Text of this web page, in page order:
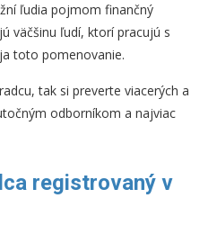
ľudia pojmom finančný
väčšinu ľudí, ktorí pracujú s
toto pomenovanie.
tak si preverte viacerých a
odborníkom a najviac
registrovaný v